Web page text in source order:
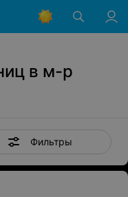
в м-р
Фильтры